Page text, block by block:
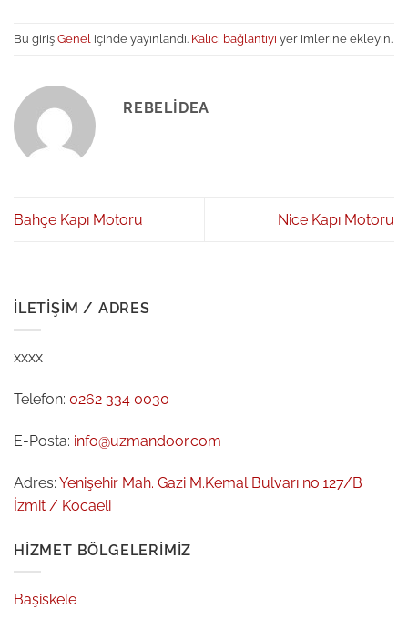
Bu giriş Genel içinde yayınlandı. Kalıcı bağlantıyı yer imlerine ekleyin.
REBELIDEA
Bahçe Kapı Motoru Nice Kapı Motoru
İLETIŞIM / ADRES
xxxx
Telefon: 0262 334 0030
E-Posta: info@uzmandoor.com
Adres: Yenişehir Mah. Gazi M.Kemal Bulvarı no:127/B
İzmit / Kocaeli
HIZMET BÖLGELERIMIZ
Başiskele